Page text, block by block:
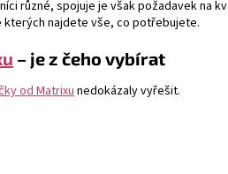
různé, spojuje je však požadavek na
kterých najdete vše, co potřebujete.
– je z čeho vybírat
od Matrixunedokázaly vyřešit.